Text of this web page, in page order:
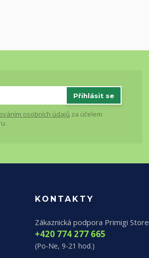
Přihlásit se
osobních údajů za účelem
KONTAKTY
Zákaznická podpora Primigi Store
+420 774 277 665
(Po-Ne, 9-21 hod.)